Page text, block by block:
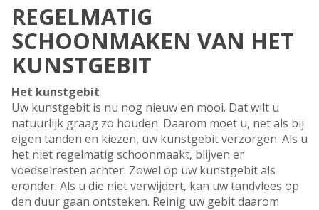
REGELMATIG
SCHOONMAKEN VAN HET
KUNSTGEBIT
Het kunstgebit
Uw kunstgebit is nu nog nieuw en mooi. Dat wilt u
natuurlijk graag zo houden. Daarom moet u, net als bij
eigen tanden en kiezen, uw kunstgebit verzorgen. Als u
het niet regelmatig schoonmaakt, blijven er
voedselresten achter. Zowel op uw kunstgebit als
eronder. Als u die niet verwijdert, kan uw tandvlees op
den duur gaan ontsteken. Reinig uw gebit daarom